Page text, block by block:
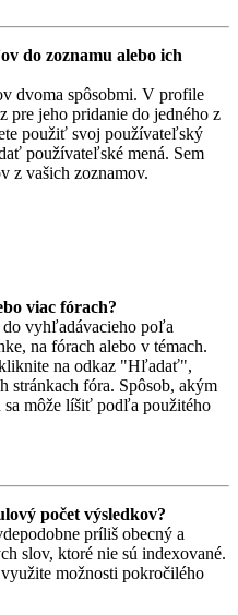
do zoznamu alebo ich
dvoma spôsobmi. V profile
pre jeho pridanie do jedného z
použiť svoj používateľský
používateľské mená. Sem
z vašich zoznamov.
viac fórach?
vyhľadávacieho poľa
na fórach alebo v témach.
na odkaz "Hľadať",
stránkach fóra. Spôsob, akým
môže líšiť podľa použitého
počet výsledkov?
príliš obecný a
slov, ktoré nie sú indexované.
možnosti pokročilého